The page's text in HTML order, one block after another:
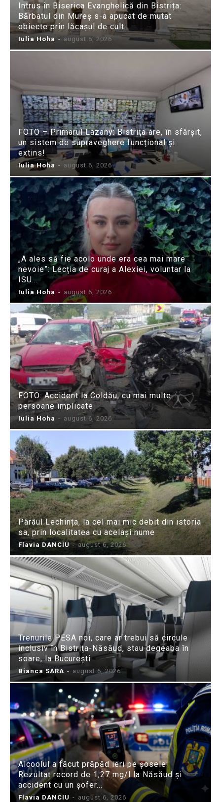
Intrus în Biserica Evanghelică din Bistrița:
Bărbatul din Mureș s-a apucat de mutat
obiecte prin lăcașul de cult
Iulia Hoha - august 6, 2026
FOTO – Primarul Lazany: Bistrița are, în sfârșit,
un sistem de supraveghere funcțional și
extins!
Iulia Hoha - august 6, 2026
„A ales să fie acolo unde era cea mai mare
nevoie”: Lecția de curaj a Alexiei, voluntar la
ISU...
Iulia Hoha - august 6, 2026
FOTO: Accident la Coldău, cu mai multe
persoane implicate
Iulia Hoha - august 6, 2026
Pârâul Lechința, la cel mai mic debit din istoria
sa, prin localitatea cu același nume
Flavia DANCIU - august 6, 2026
Trenurile PESA noi, care ar trebui să circule
inclusiv în Bistrița-Năsăud, stau degeaba în
soare, la București
Bianca SARA - august 6, 2026
Alcoolul a făcut prăpăd ieri pe șosele:
Rezultat record de 1,27 mg/l la Năsăud și
accident cu un șofer...
Flavia DANCIU - august 6, 2026